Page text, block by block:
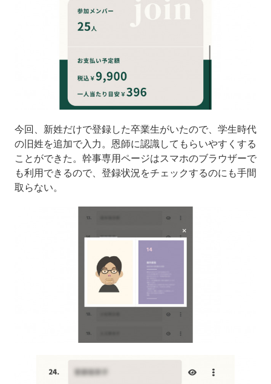
今回、新姓だけで登録した卒業生がいたので、学生時代
の旧姓を追加で入力。恩師に認識してもらいやすくする
ことができた。幹事専用ページはスマホのブラウザーで
も利用できるので、登録状況をチェックするのにも手間
取らない。